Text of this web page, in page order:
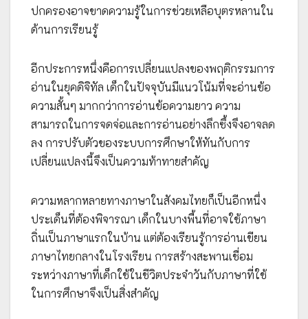
ปกครองอาจขาดความรู้ในการช่วยเหลือบุตรหลานใน
ด้านการเรียนรู้
อีกประการหนึ่งคือการเปลี่ยนแปลงของพฤติกรรมการ
อ่านในยุคดิจิทัล เด็กในปัจจุบันมีแนวโน้มที่จะอ่านข้อ
ความสั้นๆ มากกว่าการอ่านข้อความยาว ความ
สามารถในการจดจ่อและการอ่านอย่างลึกซึ้งจึงอาจลด
ลง การปรับตัวของระบบการศึกษาให้ทันกับการ
เปลี่ยนแปลงนี้จึงเป็นความท้าทายสำคัญ
ความหลากหลายทางภาษาในสังคมไทยก็เป็นอีกหนึ่ง
ประเด็นที่ต้องพิจารณา เด็กในบางพื้นที่อาจใช้ภาษา
ถิ่นเป็นภาษาแรกในบ้าน แต่ต้องเรียนรู้การอ่านเขียน
ภาษาไทยกลางในโรงเรียน การสร้างสะพานเชื่อม
ระหว่างภาษาที่เด็กใช้ในชีวิตประจำวันกับภาษาที่ใช้
ในการศึกษาจึงเป็นสิ่งสำคัญ